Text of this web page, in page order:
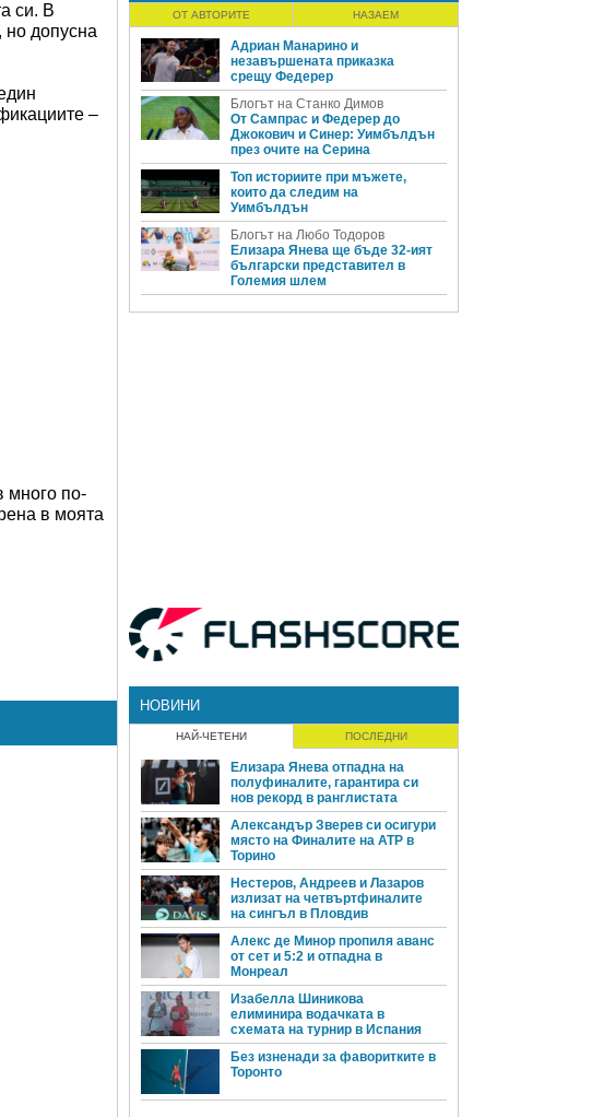
си. В
но допусна
–
много по-
в моята
ОТ АВТОРИТЕ НАЗАЕМ
Адриан Манарино и
незавършената приказка
срещу Федерер
Блогът на Станко Димов
От Сампрас и Федерер до
Джокович и Синер: Уимбълдън
през очите на Серина
Топ историите при мъжете,
които да следим на
Уимбълдън
Блогът на Любо Тодоров
Елизара Янева ще бъде 32-ият
български представител в
Големия шлем
НОВИНИ
НАЙ-ЧЕТЕНИ ПОСЛЕДНИ
Елизара Янева отпадна на
полуфиналите, гарантира си
нов рекорд в ранглистата
Александър Зверев си осигури
място на Финалите на ATP в
Торино
Нестеров, Андреев и Лазаров
излизат на четвъртфиналите
на сингъл в Пловдив
Алекс де Минор пропиля аванс
от сет и 5:2 и отпадна в
Монреал
Изабелла Шиникова
елиминира водачката в
схемата на турнир в Испания
Без изненади за фаворитките в
Торонто